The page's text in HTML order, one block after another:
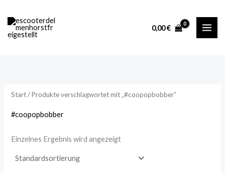
Inhalt
springen
0,00€
Start/ Produkte verschlagwortet mit „#coopopbobber“
#coopopbobber
Einzelnes Ergebnis wird angezeigt